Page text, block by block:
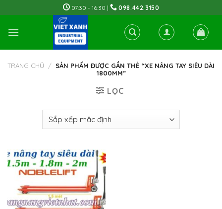
to
content
07:30 - 16:30 | 098.442.3150
TRANG CHỦ / SẢN PHẨM ĐƯỢC GẮN THẺ “XE NÂNG TAY SIÊU DÀI
1800MM”
LỌC